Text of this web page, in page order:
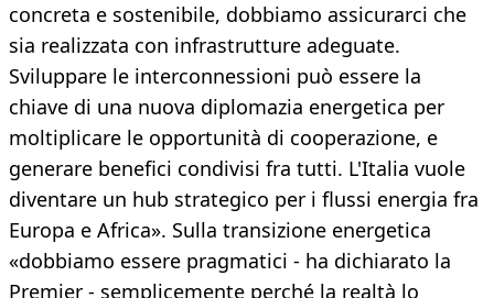
concreta e sostenibile, dobbiamo assicurarci che
sia realizzata con infrastrutture adeguate.
Sviluppare le interconnessioni può essere la
chiave di una nuova diplomazia energetica per
moltiplicare le opportunità di cooperazione, e
generare benefici condivisi fra tutti. L'Italia vuole
diventare un hub strategico per i flussi energia fra
Europa e Africa». Sulla transizione energetica
«dobbiamo essere pragmatici - ha dichiarato la
Premier - semplicemente perché la realtà lo